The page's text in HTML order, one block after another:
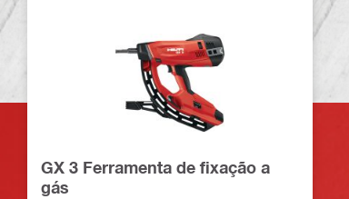
GX 3 Ferramenta de fixação a
gás